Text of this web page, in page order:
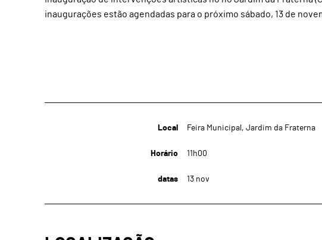
inaugurações estão agendadas para o próximo sábado, 13 de
Local Feira Municipal, Jardim da Fraterna
Horário 11h00
datas 13 nov